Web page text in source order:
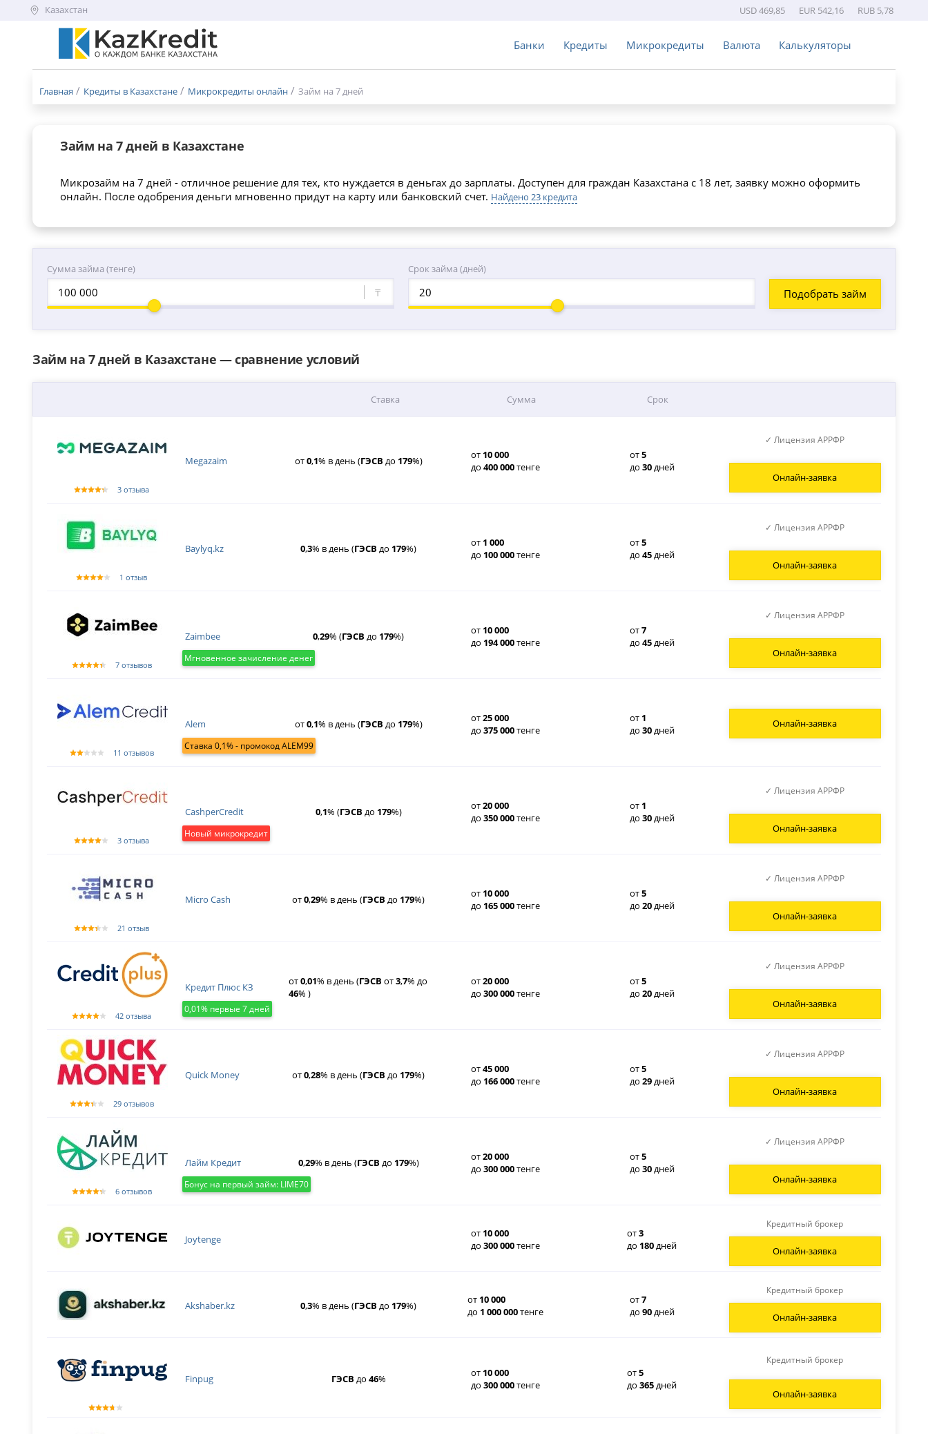
Казахстан USD 469,85 EUR 542,16 RUB 5,78
Банки Кредиты Микрокредиты Валюта Калькуляторы
Меню
Главная Кредиты в Казахстане Микрокредиты онлайн Займ на 7 дней
Займ на 7 дней в Казахстане
Микрозайм на 7 дней - отличное решение для тех, кто нуждается в деньгах до зарплаты. Доступен для граждан Казахстана с 18 лет, заявку можно оформить
онлайн. После одобрения деньги мгновенно придут на карту или банковский счет. Найдено 23 кредита
Сумма займа (тенге)
₸
Срок займа (дней)
Займ на 7 дней в Казахстане — сравнение условий
Ставка Сумма Срок
3 отзыва
Megazaim от0,1% в день (ГЭСВ до 179%) от 10000
до 400000тенге
от5
до 30дней
Онлайн-заявка
✓ Лицензия АРРФР
1 отзыв
Baylyq.kz 0,3% в день (ГЭСВ до 179%) от 1 000
до 100000тенге
от5
до 45дней
Онлайн-заявка
✓ Лицензия АРРФР
7 отзывов
Zaimbee
Мгновенное зачисление денег
0,29% (ГЭСВ до 179%) от 10000
до 194000тенге
от7
до 45дней
Онлайн-заявка
✓ Лицензия АРРФР
11 отзывов
Alem
Ставка 0,1% - промокод ALEM99
от0,1% в день (ГЭСВ до 179%) от25000
до 375000тенге
от 1
до 30дней
Онлайн-заявка
3 отзыва
CashperCredit
Новый микрокредит
0,1% (ГЭСВ до 179%) от20000
до 350000тенге
от 1
до 30дней
Онлайн-заявка
✓ Лицензия АРРФР
21 отзыв
Micro Cash от0,29% в день (ГЭСВ до 179%) от 10000
до 165000тенге
от5
до 20дней
Онлайн-заявка
✓ Лицензия АРРФР
42 отзыва
Кредит Плюс КЗ
0,01% первые 7 дней
от0,01% в день (ГЭСВ от3,7% до
46% )
от20000
до 300000тенге
от5
до 20дней
Онлайн-заявка
✓ Лицензия АРРФР
29 отзывов
Quick Money от0,28% в день (ГЭСВ до 179%) от45000
до 166000тенге
от5
до 29дней
Онлайн-заявка
✓ Лицензия АРРФР
6 отзывов
Лайм Кредит
Бонус на первый займ: LIME70
0,29% в день (ГЭСВ до 179%) от20000
до 300000тенге
от5
до 30дней
Онлайн-заявка
✓ Лицензия АРРФР
Joytenge от 10000
до 300000тенге
от3
до 180дней Онлайн-заявка
Кредитный брокер
Akshaber.kz 0,3% в день (ГЭСВ до 179%) от 10000
до 1 000000тенге
от7
до 90дней Онлайн-заявка
Кредитный брокер
Finpug ГЭСВ до 46% от 10000
до 300000тенге
от5
до365дней
Онлайн-заявка
Кредитный брокер